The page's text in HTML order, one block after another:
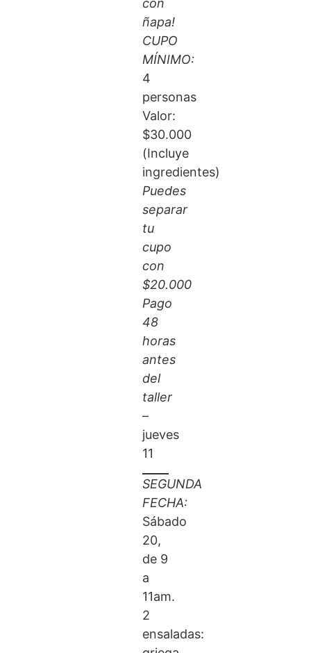
con
ñapa!
CUPO
MÍNIMO:
4
personas
Valor:
$30.000
(Incluye
ingredientes)
Puedes
separar
tu
cupo
con
$20.000
Pago
48
horas
antes
del
taller
–
jueves
11
SEGUNDA
FECHA:
Sábado
20,
de 9
a
11am.
2
ensaladas: